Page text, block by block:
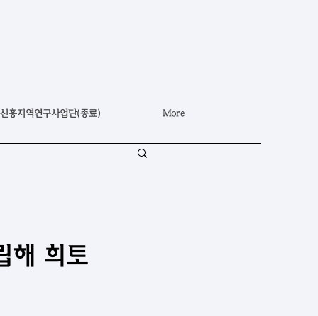
신흥지역연구사업단(종료) More
해 희토